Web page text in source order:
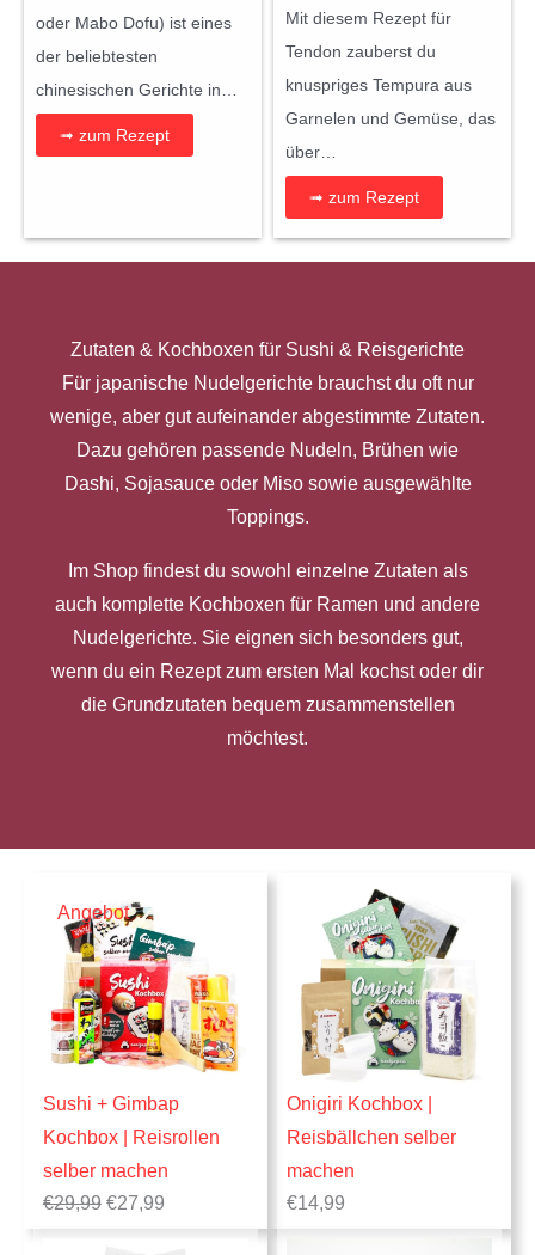
oder Mabo Dofu) ist eines
der beliebtesten
chinesischen Gerichte in…
➟ zum Rezept
Mit diesem Rezept für
Tendon zauberst du
knuspriges Tempura aus
Garnelen und Gemüse, das
über…
➟ zum Rezept
Zutaten & Kochboxen für Sushi & Reisgerichte
Für japanische Nudelgerichte brauchst du oft nur
wenige, aber gut aufeinander abgestimmte Zutaten.
Dazu gehören passende Nudeln, Brühen wie
Dashi, Sojasauce oder Miso sowie ausgewählte
Toppings.
Im Shop findest du sowohl einzelne Zutaten als
auch komplette Kochboxen für Ramen und andere
Nudelgerichte. Sie eignen sich besonders gut,
wenn du ein Rezept zum ersten Mal kochst oder dir
die Grundzutaten bequem zusammenstellen
möchtest.
AngebotP
r
o
d
u
t
m
A
Sushi + Gimbap
Kochbox | Reisrollen
selber machen
€29,99 U
€27,99A
Onigiri Kochbox |
Reisbällchen selber
machen
€14,99